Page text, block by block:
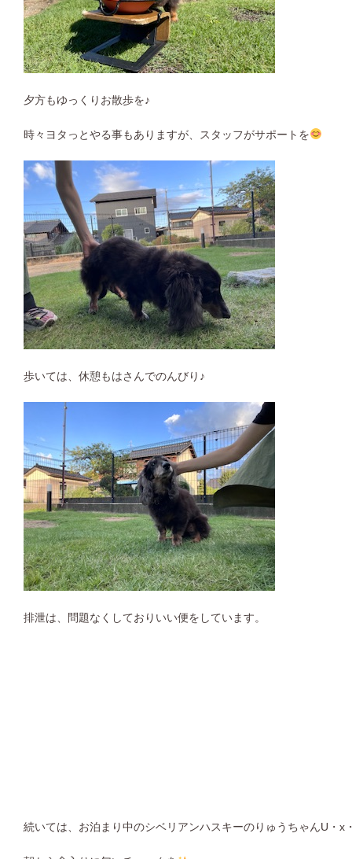
夕方もゆっくりお散歩を♪
時々ヨタっとやる事もありますが、スタッフがサポートを
歩いては、休憩もはさんでのんびり♪
排泄は、問題なくしておりいい便をしています。
続いては、お泊まり中のシベリアンハスキーのりゅうちゃんU・x